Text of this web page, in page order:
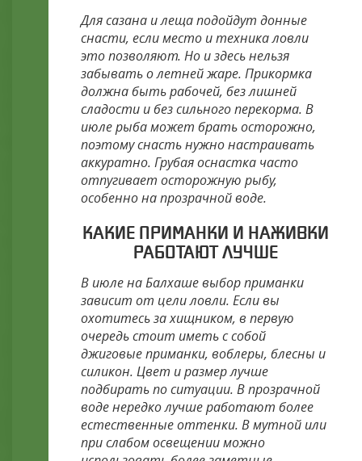
Для сазана и леща подойдут донные
снасти, если место и техника ловли
это позволяют. Но и здесь нельзя
забывать о летней жаре. Прикормка
должна быть рабочей, без лишней
сладости и без сильного перекорма. В
июле рыба может брать осторожно,
поэтому снасть нужно настраивать
аккуратно. Грубая оснастка часто
отпугивает осторожную рыбу,
особенно на прозрачной воде.
КАКИЕ ПРИМАНКИ И НАЖИВКИ
РАБОТАЮТ ЛУЧШЕ
В июле на Балхаше выбор приманки
зависит от цели ловли. Если вы
охотитесь за хищником, в первую
очередь стоит иметь с собой
джиговые приманки, воблеры, блесны и
силикон. Цвет и размер лучше
подбирать по ситуации. В прозрачной
воде нередко лучше работают более
естественные оттенки. В мутной или
при слабом освещении можно